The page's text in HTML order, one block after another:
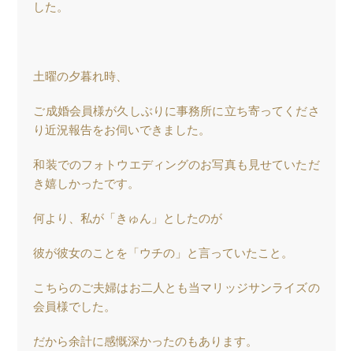
した。
土曜の夕暮れ時、
ご成婚会員様が久しぶりに事務所に立ち寄ってくださ
り近況報告をお伺いできました。
和装でのフォトウエディングのお写真も見せていただ
き嬉しかったです。
何より、私が「きゅん」としたのが
彼が彼女のことを「ウチの」と言っていたこと。
こちらのご夫婦はお二人とも当マリッジサンライズの
会員様でした。
だから余計に感慨深かったのもあります。